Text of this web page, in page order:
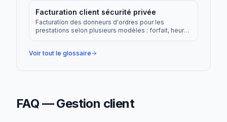
Facturation client sécurité privée
Facturation des donneurs d'ordres pour les
prestations selon plusieurs modèles : forfait, heures
Voir tout le glossaire
FAQ —Gestion client